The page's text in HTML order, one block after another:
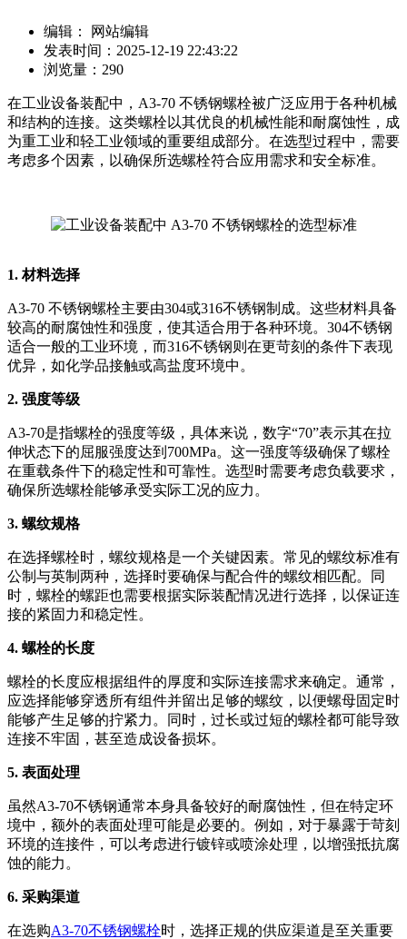
编辑： 网站编辑
发表时间：2025-12-19 22:43:22
浏览量：290
在工业设备装配中，A3-70 不锈钢螺栓被广泛应用于各种机械
和结构的连接。这类螺栓以其优良的机械性能和耐腐蚀性，成
为重工业和轻工业领域的重要组成部分。在选型过程中，需要
考虑多个因素，以确保所选螺栓符合应用需求和安全标准。
1. 材料选择
A3-70 不锈钢螺栓主要由304或316不锈钢制成。这些材料具备
较高的耐腐蚀性和强度，使其适合用于各种环境。304不锈钢
适合一般的工业环境，而316不锈钢则在更苛刻的条件下表现
优异，如化学品接触或高盐度环境中。
2. 强度等级
A3-70是指螺栓的强度等级，具体来说，数字“70”表示其在拉
伸状态下的屈服强度达到700MPa。这一强度等级确保了螺栓
在重载条件下的稳定性和可靠性。选型时需要考虑负载要求，
确保所选螺栓能够承受实际工况的应力。
3. 螺纹规格
在选择螺栓时，螺纹规格是一个关键因素。常见的螺纹标准有
公制与英制两种，选择时要确保与配合件的螺纹相匹配。同
时，螺栓的螺距也需要根据实际装配情况进行选择，以保证连
接的紧固力和稳定性。
4. 螺栓的长度
螺栓的长度应根据组件的厚度和实际连接需求来确定。通常，
应选择能够穿透所有组件并留出足够的螺纹，以便螺母固定时
能够产生足够的拧紧力。同时，过长或过短的螺栓都可能导致
连接不牢固，甚至造成设备损坏。
5. 表面处理
虽然A3-70不锈钢通常本身具备较好的耐腐蚀性，但在特定环
境中，额外的表面处理可能是必要的。例如，对于暴露于苛刻
环境的连接件，可以考虑进行镀锌或喷涂处理，以增强抵抗腐
蚀的能力。
6. 采购渠道
在选购A3-70不锈钢螺栓时，选择正规的供应渠道是至关重要